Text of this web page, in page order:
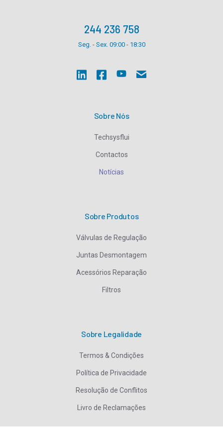
244 236 758
Seg. - Sex. 09:00 - 18:30
Sobre Nós
Techsysflui
Contactos
Notícias
Sobre Produtos
Válvulas de Regulação
Juntas Desmontagem
Acessórios Reparação
Filtros
Sobre Legalidade
Termos & Condições
Política de Privacidade
Resolução de Conflitos
Livro de Reclamações